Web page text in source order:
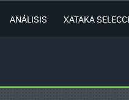
ANÁLISIS XATAKA